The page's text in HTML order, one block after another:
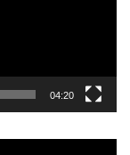
04:20